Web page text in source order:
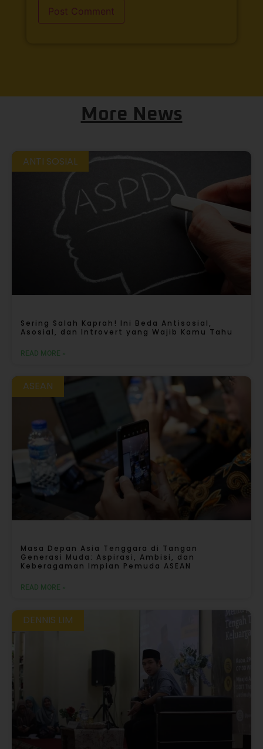
More News
ANTI SOSIAL
Sering Salah Kaprah! Ini Beda Antisosial,
Asosial, dan Introvert yang Wajib Kamu Tahu
READ MORE »
ASEAN
Masa Depan Asia Tenggara di Tangan
Generasi Muda: Aspirasi, Ambisi, dan
Keberagaman Impian Pemuda ASEAN
READ MORE »
DENNIS LIM